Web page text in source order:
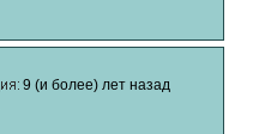
9 (и более) лет назад